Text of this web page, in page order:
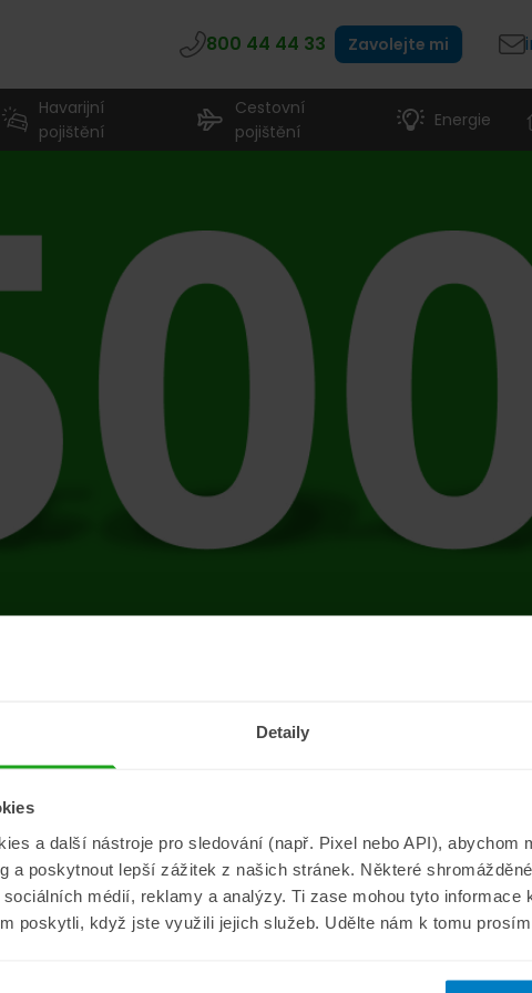
Detaily
a další nástroje pro sledování (např. Pixel nebo API), abychom
a poskytnout lepší zážitek z našich stránek. Některé
médií, reklamy a analýzy. Ti zase mohou tyto informace
poskytli, když jste využili jejich služeb. Udělte nám k tomu
800 44 44 33 Zavolejte mi
Havarijní
pojištění
Cestovní
pojištění
Energie
se vyskytla
Přejít na úvodní stránku
Informace
Aktuality
O nás